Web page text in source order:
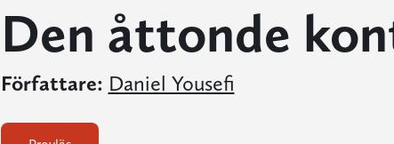
Den åttonde
Författare: Daniel Yousefi